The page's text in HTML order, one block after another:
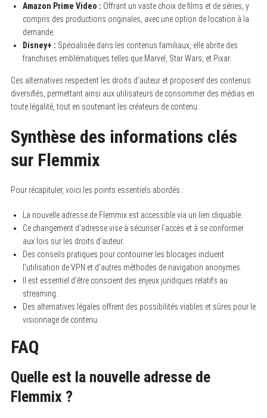
Amazon Prime Video : Offrant un vaste choix de films et de séries, y
compris des productions originales, avec une option de location à la
demande.
Disney+ : Spécialisée dans les contenus familiaux, elle abrite des
franchises emblématiques telles que Marvel, Star Wars, et Pixar.
Ces alternatives respectent les droits d’auteur et proposent des contenus
diversifiés, permettant ainsi aux utilisateurs de consommer des médias en
toute légalité, tout en soutenant les créateurs de contenu.
Synthèse des informations clés
sur Flemmix
Pour récapituler, voici les points essentiels abordés :
La nouvelle adresse de Flemmix est accessible via un lien cliquable.
Ce changement d’adresse vise à sécuriser l’accès et à se conformer
aux lois sur les droits d’auteur.
Des conseils pratiques pour contourner les blocages incluent
l’utilisation de VPN et d’autres méthodes de navigation anonymes.
Il est essentiel d’être conscient des enjeux juridiques relatifs au
streaming.
Des alternatives légales offrent des possibilités viables et sûres pour le
visionnage de contenu.
FAQ
Quelle est la nouvelle adresse de
Flemmix ?